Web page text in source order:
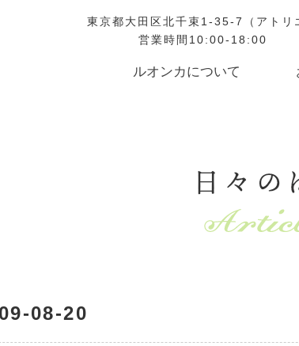
東京都大田区北千束1-35-7（アトリ
営業時間10:00-18:00
ルオンカについて
日々の
08-20